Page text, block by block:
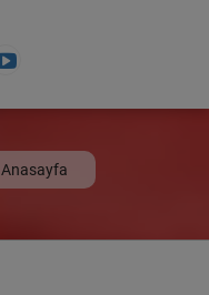
Anasayfa